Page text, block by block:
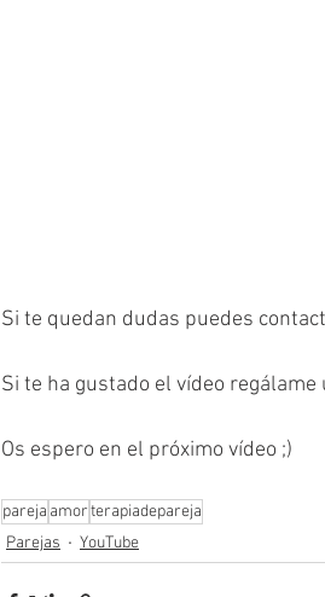
Si te quedan dudas puedes
Si te ha gustado el vídeo
Os espero en el próximo vídeo ;)
pareja amorterapiadepareja
Parejas
YouTube